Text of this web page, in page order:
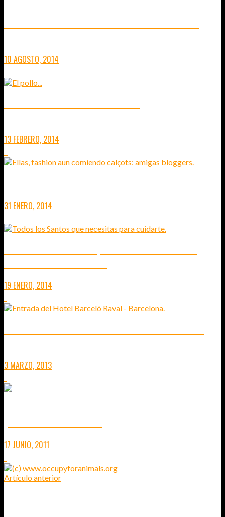
10 AGOSTO, 2014
13 FEBRERO, 2014
31 ENERO, 2014
19 ENERO, 2014
3 MARZO, 2013
17 JUNIO, 2011
Artículo anterior